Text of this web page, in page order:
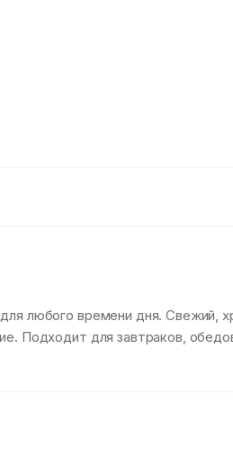
любого времени дня. Свежий,
Подходит для завтраков,